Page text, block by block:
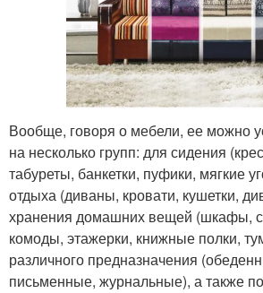
Вообще, говоря о мебели, ее можно
на несколько групп: для сидения
табуреты, банкетки, пуфики, мягкие
отдыха (диваны, кровати, кушетки,
хранения домашних вещей (шкафы,
комоды, этажерки, книжные полки,
различного предназначения
письменные, журнальные), а также